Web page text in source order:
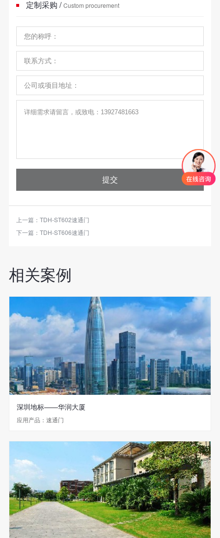
定制采购 /Custom procurement
提交
上一篇： TDH-ST602速通门
下一篇： TDH-ST606速通门
相关案例
深圳地标——华润大厦
应用产品：速通门